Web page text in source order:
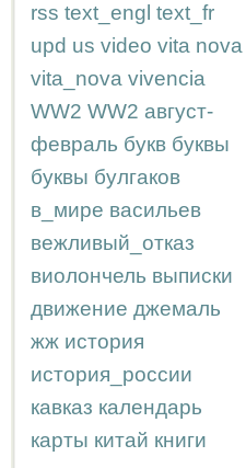
rss text_engl text_fr
upd us video vita nova
vita_nova vivencia
WW2 WW2 август-
февраль букв буквы
буквы булгаков
в_мире васильев
вежливый_отказ
виолончель выписки
движение джемаль
жж история
история_россии
кавказ календарь
карты китай книги